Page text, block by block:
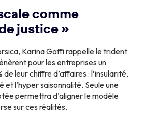
comme
justice »
Karina Goffi rappelle le trident
pour les entreprises un
de leur chiffre d’affaires : l’insularité,
et l’hyper saisonnalité. Seule une
permettra d’aligner le modèle
sur ces réalités.